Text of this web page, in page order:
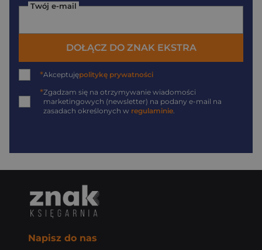
Twój e-mail
DOŁĄCZ DO ZNAK EKSTRA
*Akceptujępolitykę prywatności
*Zgadzam się na otrzymywanie wiadomości
marketingowych (newsletter) na podany e-mail na
zasadach określonych w regulaminie.
Napisz do nas